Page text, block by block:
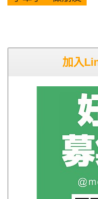
加入